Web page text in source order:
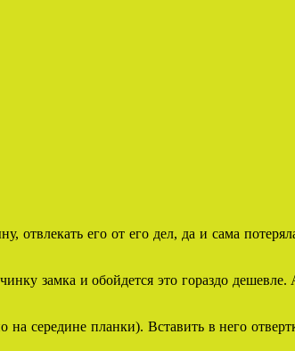
отвлекать его от его дел, да и сама
замка и обойдется это гораздо дешевле.
середине планки). Вставить в него